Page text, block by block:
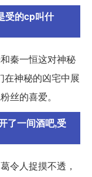
受的cp叫什
秦一恒这对神秘
在神秘的凶宅中展
丝的喜爱。
了一间酒吧,受
令人捉摸不透，